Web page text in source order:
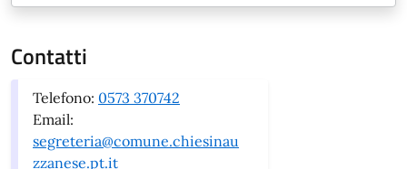
Contatti
Telefono: 0573 370742
Email:
segreteria@comune.chiesinau
zzanese.pt.it